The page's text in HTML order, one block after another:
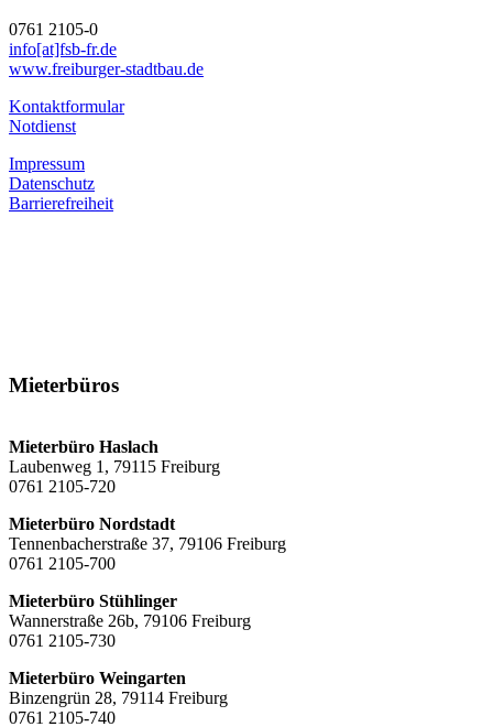
0761 2105-0
info[at]fsb-fr.de
www.freiburger-stadtbau.de
Kontaktformular
Notdienst
Impressum
Datenschutz
Barrierefreiheit
Mieterbüros
Mieterbüro Haslach
Laubenweg 1, 79115 Freiburg
0761 2105-720
Mieterbüro Nordstadt
Tennenbacherstraße 37, 79106 Freiburg
0761 2105-700
Mieterbüro Stühlinger
Wannerstraße 26b, 79106 Freiburg
0761 2105-730
Mieterbüro Weingarten
Binzengrün 28, 79114 Freiburg
0761 2105-740